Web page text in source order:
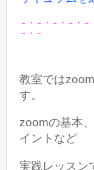
－・－・－・－・－
－・－
教室では
す。
zoomの基本
イントなど
実践レッスン